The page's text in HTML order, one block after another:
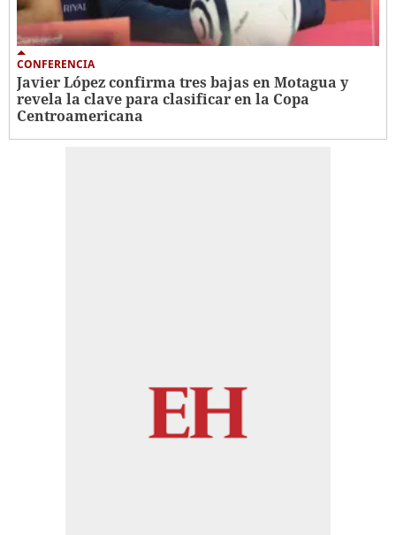
CONFERENCIA
Javier López confirma tres bajas en Motagua y
revela la clave para clasificar en la Copa
Centroamericana